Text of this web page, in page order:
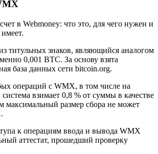
в Webmoney: что это, для чего нужен и
титульных знаков, являющийся аналогом
0,001 BTC. За основу взята
база данных сети bitcoin.org.
операций с WMX, в том числе на
взимает 0,8 % от суммы в качестве
максимальный размер сбора не может
к операциям ввода и вывода WMX
аттестат, прошедший проверку